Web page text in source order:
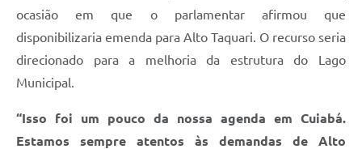
ocasião em que o parlamentar afirmou que
disponibilizaria emenda para Alto Taquari. O recurso seria
direcionado para a melhoria da estrutura do Lago
Municipal.
“Isso foi um pouco da nossa agenda em Cuiabá.
Estamos sempre atentos às demandas de Alto